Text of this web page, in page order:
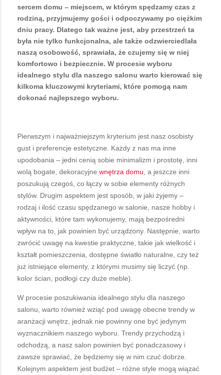
sercem domu – miejscem, w którym spędzamy czas z
rodziną, przyjmujemy gości i odpoczywamy po ciężkim
dniu pracy. Dlatego tak ważne jest, aby przestrzeń ta
była nie tylko funkcjonalna, ale także odzwierciedlała
naszą osobowość, sprawiała, że czujemy się w niej
komfortowo i bezpiecznie. W procesie wyboru
idealnego stylu dla naszego salonu warto kierować się
kilkoma kluczowymi kryteriami, które pomogą nam
dokonać najlepszego wyboru.
Pierwszym i najważniejszym kryterium jest nasz osobisty
gust i preferencje estetyczne. Każdy z nas ma inne
upodobania – jedni cenią sobie minimalizm i prostotę, inni
wolą bogate, dekoracyjne wnętrza domu , a jeszcze inni
poszukują czegoś, co łączy w sobie elementy różnych
stylów. Drugim aspektem jest sposób, w jaki żyjemy –
rodzaj i ilość czasu spędzanego w salonie, nasze hobby i
aktywności, które tam wykonujemy, mają bezpośredni
wpływ na to, jak powinien być urządzony. Następnie, warto
zwrócić uwagę na kwestie praktyczne, takie jak wielkość i
kształt pomieszczenia, dostępne światło naturalne, czy też
już istniejące elementy, z którymi musimy się liczyć (np.
kolor ścian, podłogi czy duże meble).
W procesie poszukiwania idealnego stylu dla naszego
salonu, warto również wziąć pod uwagę obecne trendy w
aranżacji wnętrz, jednak nie powinny one być jedynym
wyznacznikiem naszego wyboru. Trendy przychodzą i
odchodzą, a nasz salon powinien być ponadczasowy i
zawsze sprawiać, że będziemy się w nim czuć dobrze.
Kolejnym aspektem jest budżet – różne style mogą wiązać